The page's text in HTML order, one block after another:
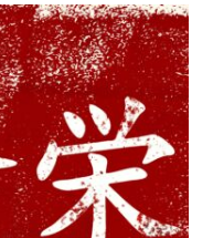
Adaugă
favorite